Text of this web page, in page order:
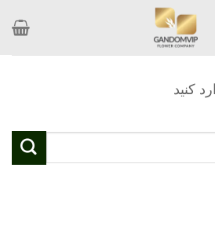
کنید